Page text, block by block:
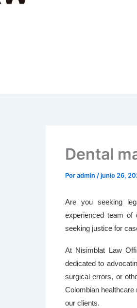
Dental
Poradmin /junio 26,
Are you seeking
experienced team of
seeking justice for
At Nisimblat Law
dedicated to
surgical errors, or
Colombian
our clients.